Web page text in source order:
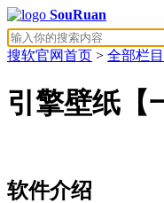
SouRuan
搜软官网首页 > 全部栏目
引擎壁纸【
软件介绍